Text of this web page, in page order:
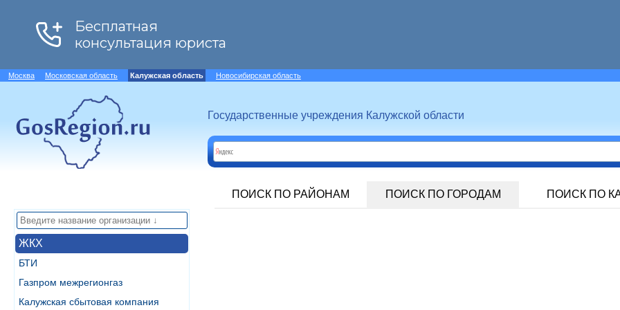
Москва Московская область Калужская область Новосибирская область
Государственные учреждения Калужской области
ПОИСК ПО РАЙОНАМ ПОИСК ПО ГОРОДАМ ПОИСК ПО
ЖКХ
БТИ
Газпром межрегионгаз
Калужская сбытовая компания